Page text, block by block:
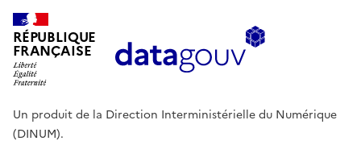
RÉPUBLIQUE
FRANÇAISE
Un produit de la Direction Interministérielle du Numérique
(DINUM).